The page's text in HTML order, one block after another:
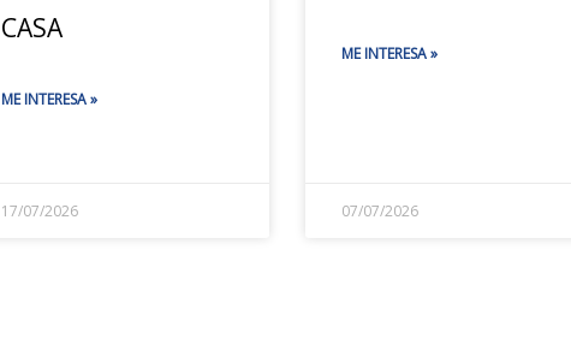
CASA
ME INTERESA »
17/07/2026
ME INTERESA »
07/07/2026